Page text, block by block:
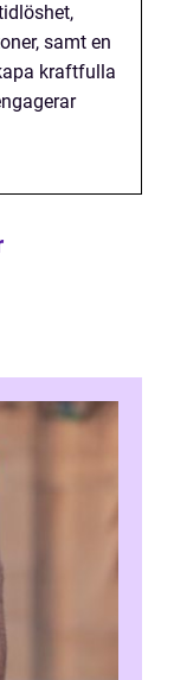
samt en
kraftfulla